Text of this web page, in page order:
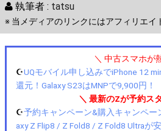
執筆者 : tatsu
※ 当メディアのリンクにはアフィリエイ
＼ 中古スマホが
☪️UQモバイル申し込みでiPhone 12
還元！Galaxy S23はMNPで9,900円！
＼ 最新のZが予約ス
☪️予約キャンペーン&購入キャンペー
axy Z Flip8 / Z Fold8 / Z Fold8 Ultraが